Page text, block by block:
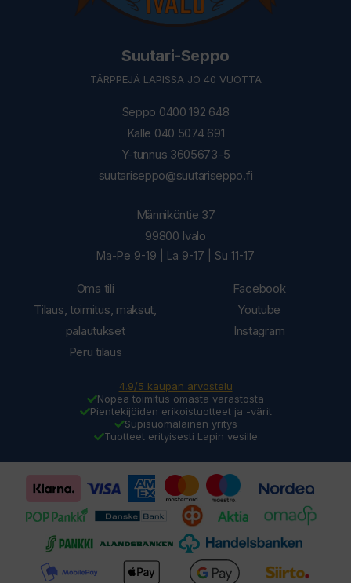
Suutari-Seppo
TÄRPPEJÄ LAPISSA JO 40 VUOTTA
Seppo 0400 192 648
Kalle 040 5074 691
Y-tunnus 3605673-5
suutariseppo@suutariseppo.fi
Oma tili
Tilaus, toimitus, maksut,
palautukset
Peru tilaus
Männiköntie 37
99800 Ivalo
Ma-Pe 9-19 | La 9-17 | Su 11-17
Facebook
Youtube
Instagram
4.9/5 kaupan arvostelu
Nopea toimitus omasta varastosta
Pientekijöiden erikoistuotteet ja -värit
Supisuomalainen yritys
Tuotteet erityisesti Lapin vesille